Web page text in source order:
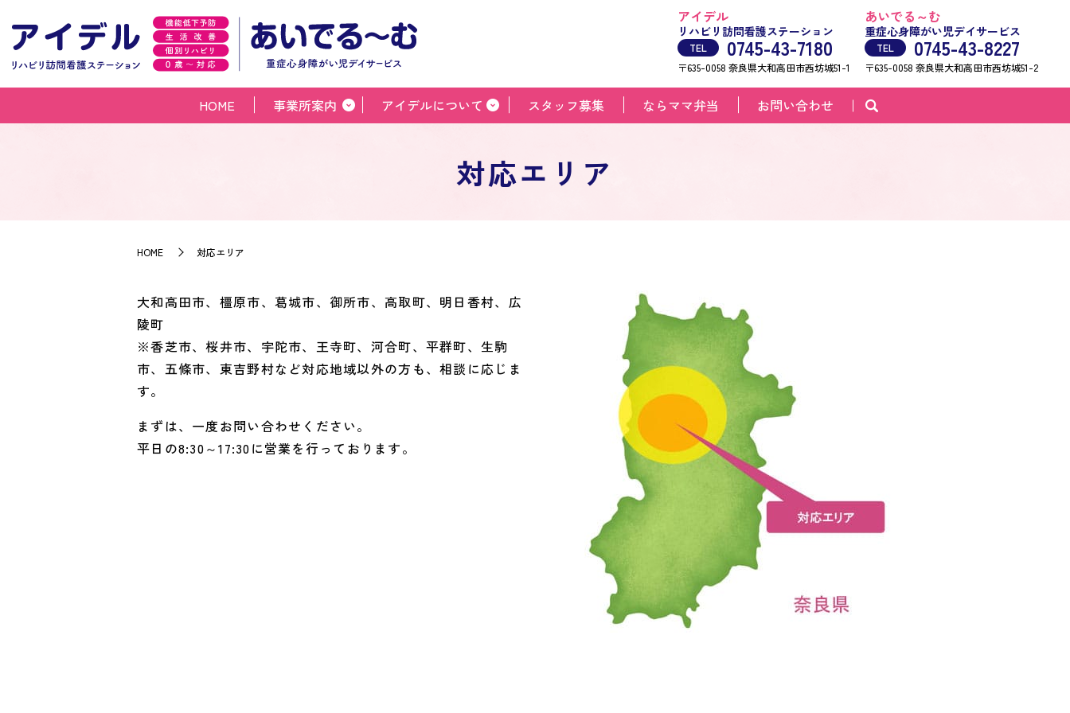
アイデル
リハビリ訪問看護ステーション
TEL 0745-43-7180
〒635-0058 奈良県大和高田市西坊城51-1
あいでる～む
重症心身障がい児デイサービス
TEL 0745-43-8227
〒635-0058 奈良県大和高田市西坊城51-2
HOME 事業所案内 アイデルについて スタッフ募集 ならママ弁当 お問い合わせ
対応エリア
HOME 対応エリア
大和高田市、橿原市、葛城市、御所市、高取町、明日香村、広
陵町
※香芝市、桜井市、宇陀市、王寺町、河合町、平群町、生駒
市、五條市、東吉野村など対応地域以外の方も、相談に応じま
す。
まずは、一度お問い合わせください。
平日の8:30～17:30に営業を行っております。